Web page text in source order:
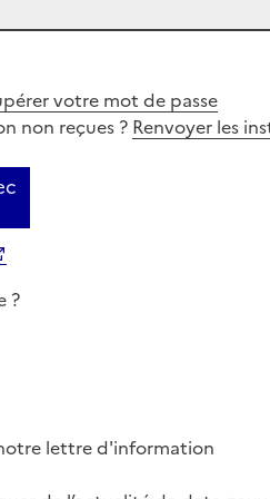
votre mot de passe
non reçues ? Renvoyer les
?
lettre d'information